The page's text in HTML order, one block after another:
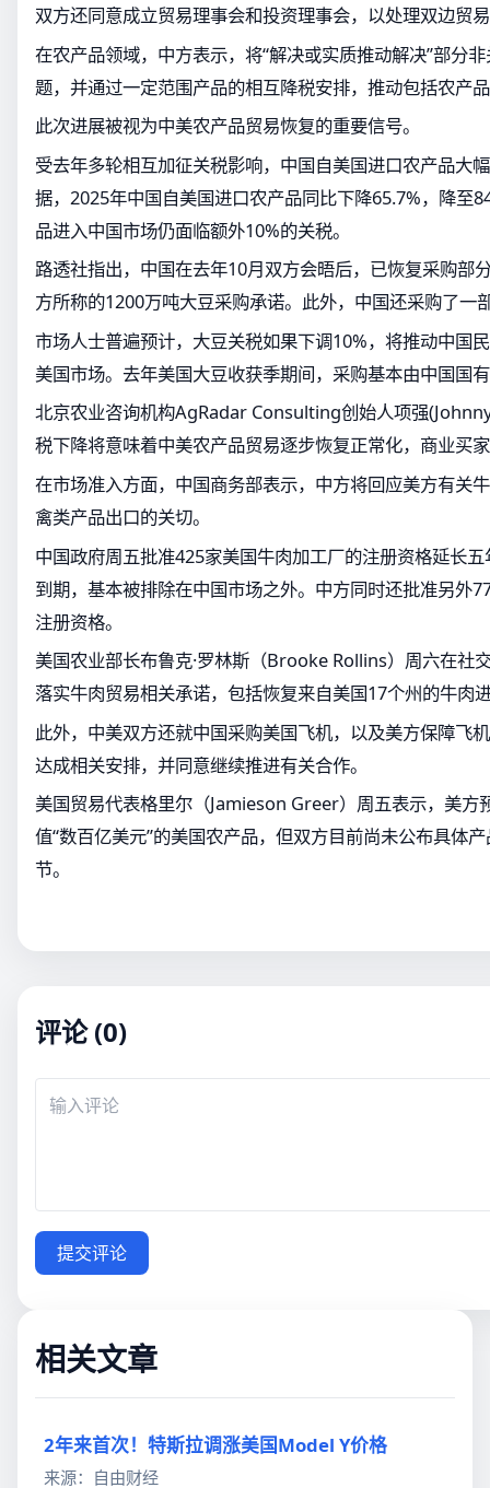
双方还同意成立贸易理事会和投资理事会，以处理双边贸
在农产品领域，中方表示，将“解决或实质推动解决”部分
题，并通过一定范围产品的相互降税安排，推动包括农产
此次进展被视为中美农产品贸易恢复的重要信号。
受去年多轮相互加征关税影响，中国自美国进口农产品大
据，2025年中国自美国进口农产品同比下降65.7%，降至
品进入中国市场仍面临额外10%的关税。
路透社指出，中国在去年10月双方会晤后，已恢复采购部
方所称的1200万吨大豆采购承诺。此外，中国还采购了一
市场人士普遍预计，大豆关税如果下调10%，将推动中国
美国市场。去年美国大豆收获季期间，采购基本由中国国
北京农业咨询机构AgRadar Consulting创始人项强
税下降将意味着中美农产品贸易逐步恢复正常化，商业买
在市场准入方面，中国商务部表示，中方将回应美方有关
禽类产品出口的关切。
中国政府周五批准425家美国牛肉加工厂的注册资格延长
到期，基本被排除在中国市场之外。中方同时还批准另外
注册资格。
美国农业部长布鲁克·罗林斯（Brooke Rollins）周六在社
落实牛肉贸易相关承诺，包括恢复来自美国17个州的牛肉
此外，中美双方还就中国采购美国飞机，以及美方保障飞
达成相关安排，并同意继续推进有关合作。
美国贸易代表格里尔（Jamieson Greer）周五表示，美方
值“数百亿美元”的美国农产品，但双方目前尚未公布具体
节。
评论 (0)
提交评论
相关文章
2年来首次！特斯拉调涨美国Model Y价格
来源：自由财经